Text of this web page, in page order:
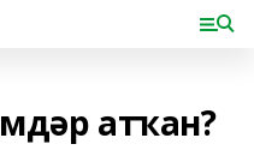
атҡан?